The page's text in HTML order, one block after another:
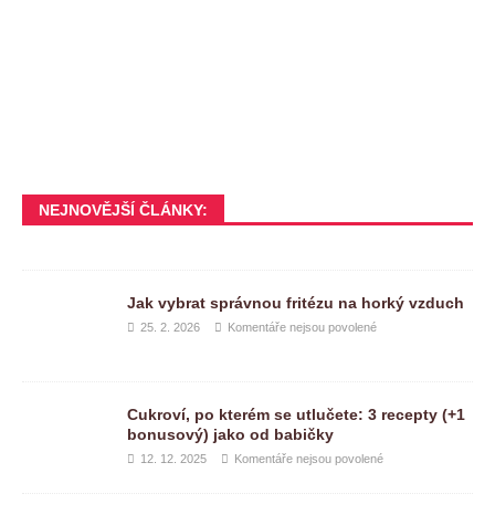
NEJNOVĚJŠÍ ČLÁNKY:
Jak vybrat správnou fritézu na horký vzduch
25. 2. 2026 Komentáře nejsou povolené
Cukroví, po kterém se utlučete: 3 recepty (+1
bonusový) jako od babičky
12. 12. 2025 Komentáře nejsou povolené